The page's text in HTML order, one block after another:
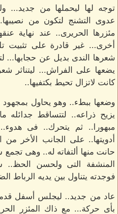
توجه لها ليحملها من جديد...
عدوى التشنج لتكون من
مئزرها الحريرى.. عند نهاية
أخرى... غير قادرة على تثبيت
شعرها الندى بديل عن
يضعها على الفراش... ليتناثر
كانت لاتزال تحيط بكتفيها..
وضعها ببطء.. وهو يحاول
يزيح ذراعه.. لتتساقط
مبهورا.. ثم يتحرك.. فى
أدويتها.. على الجانب الأخر من
حانت منها ألتفاته له.. وهى
المنشفة التى ولحسن
فوجدته يتناول بين يديه الرباط
عاد من جديد.. ليجلس أسفل
بأى حركة... مع ذاك المئزر